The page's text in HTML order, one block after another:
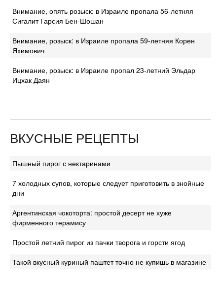
Внимание, опять розыск: в Израиле пропала 56-летняя
Сигалит Гарсия Бен-Шошан
Внимание, розыск: в Израиле пропала 59-летняя Корен
Яхимович
Внимание, розыск: в Израиле пропал 23-летний Эльдар
Ицхак Даян
ВКУСНЫЕ РЕЦЕПТЫ
Пышный пирог с нектаринами
7 холодных супов, которые следует приготовить в знойные
дни
Аргентинская чокоторта: простой десерт не хуже
фирменного терамису
Простой летний пирог из пачки творога и горсти ягод
Такой вкусный куриный паштет точно не купишь в магазине